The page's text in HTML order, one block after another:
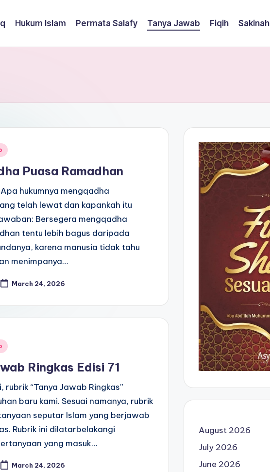
Hukum Islam Permata Salafy Tanya Jawab Fiqih Sakinah
Puasa Ramadhan
hukumnya mengqadha
telah lewat dan kapankah itu
Bersegera mengqadha
tentu lebih bagus daripada
karena manusia tidak tahu
menimpanya…
March 24, 2026
Ringkas Edisi 71
rubrik “Tanya Jawab Ringkas”
baru kami. Sesuai namanya, rubrik
seputar Islam yang berjawab
Rubrik ini dilatarbelakangi
yang masuk…
March 24, 2026
August 2026
July 2026
June 2026